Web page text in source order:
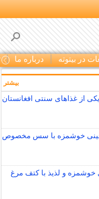
در بیتوته درباره ما
یکی از غذاهای سنتی افغانستان
چینی خوشمزه با سس مخصوص
بیشتر